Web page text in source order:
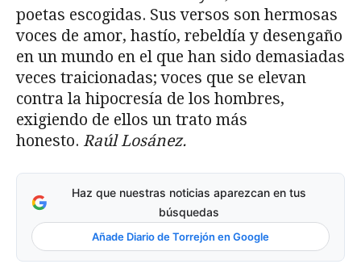
poetas escogidas. Sus versos son hermosas
voces de amor, hastío, rebeldía y desengaño
en un mundo en el que han sido demasiadas
veces traicionadas; voces que se elevan
contra la hipocresía de los hombres,
exigiendo de ellos un trato más
honesto. Raúl Losánez.
Haz que nuestras noticias aparezcan en tus
búsquedas
Añade Diario de Torrejón en Google